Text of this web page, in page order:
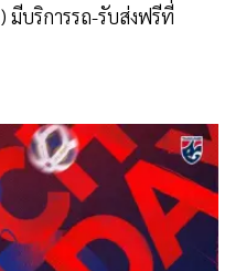
) มีบริการรถ-รับส่งฟรีที่